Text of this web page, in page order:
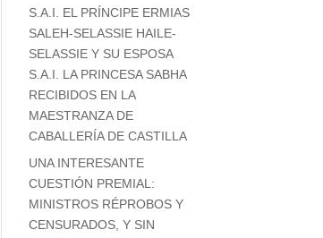
S.A.I. EL PRÍNCIPE ERMIAS
SALEH-SELASSIE HAILE-
SELASSIE Y SU ESPOSA
S.A.I. LA PRINCESA SABHA
RECIBIDOS EN LA
MAESTRANZA DE
CABALLERÍA DE CASTILLA
UNA INTERESANTE
CUESTIÓN PREMIAL:
MINISTROS RÉPROBOS Y
CENSURADOS, Y SIN